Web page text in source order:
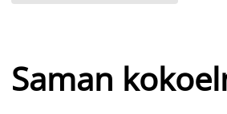
Saman